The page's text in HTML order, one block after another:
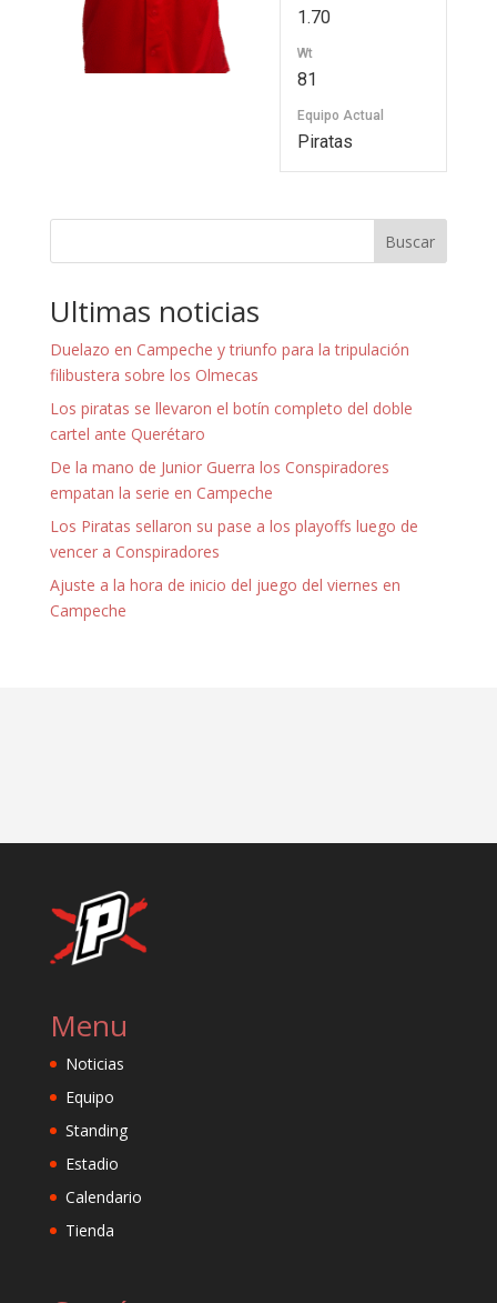
1.70
Wt
81
Equipo Actual
Piratas
Buscar
Ultimas noticias
Duelazo en Campeche y triunfo para la tripulación
filibustera sobre los Olmecas
Los piratas se llevaron el botín completo del doble
cartel ante Querétaro
De la mano de Junior Guerra los Conspiradores
empatan la serie en Campeche
Los Piratas sellaron su pase a los playoffs luego de
vencer a Conspiradores
Ajuste a la hora de inicio del juego del viernes en
Campeche
Menu
Noticias
Equipo
Standing
Estadio
Calendario
Tienda